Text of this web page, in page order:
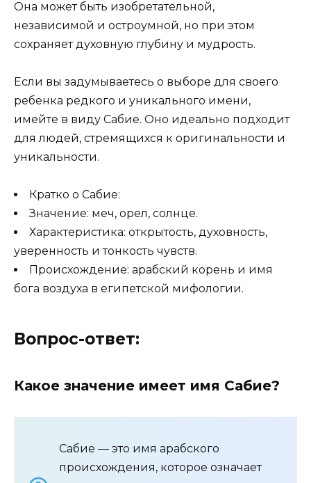
Она может быть изобретательной,
независимой и остроумной, но при этом
сохраняет духовную глубину и мудрость.
Если вы задумываетесь о выборе для своего
ребенка редкого и уникального имени,
имейте в виду Сабие. Оно идеально подходит
для людей, стремящихся к оригинальности и
уникальности.
Кратко о Сабие:
Значение: меч, орел, солнце.
Характеристика: открытость, духовность,
уверенность и тонкость чувств.
Происхождение: арабский корень и имя
бога воздуха в египетской мифологии.
Вопрос-ответ:
Какое значение имеет имя Сабие?
Сабие — это имя арабского
происхождения, которое означает